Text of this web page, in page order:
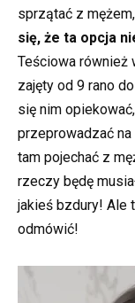
sprzątać z
się, że ta opcja
Teściowa również
zajęty od 9 rano
się nim
przeprowadzać
tam pojechać z
rzeczy będę
jakieś bzdury! Ale
odmówić!